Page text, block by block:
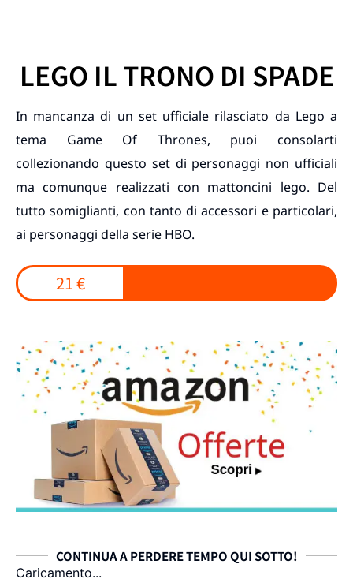
LEGO IL TRONO DI SPADE
In mancanza di un set ufficiale rilasciato da Lego a
tema Game Of Thrones, puoi consolarti
collezionando questo set di personaggi non ufficiali
ma comunque realizzati con mattoncini lego. Del
tutto somiglianti, con tanto di accessori e particolari,
ai personaggi della serie HBO.
21 €
CONTINUA A PERDERE TEMPO QUI SOTTO!
Caricamento...